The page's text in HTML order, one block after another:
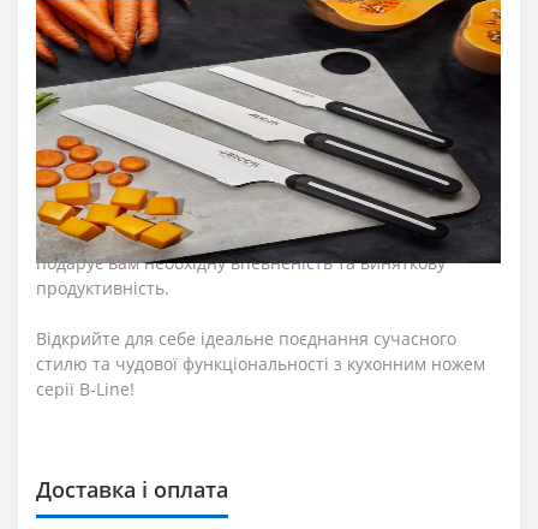
будь-якого стилю кухні.
- Запаковано у 100% перероблений картон, що
відображає нашу відданість принципам сталого
розвитку.
- Це незамінний кухонний ніж.
- Завдяки ергономічній ручці іж зручно та надійно
лежить в руці, дозволяючи працювати ефективно та
чітко.
- Чи готовите ви сімейний обід або демонструєте свої
кулінарні здібності друзям, кухонний ніж серії B-Line
подарує вам необхідну впевненість та виняткову
продуктивність.
Відкрийте для себе ідеальне поєднання сучасного
стилю та чудової функціональності з кухонним ножем
серії B-Line!
Доставка і оплата